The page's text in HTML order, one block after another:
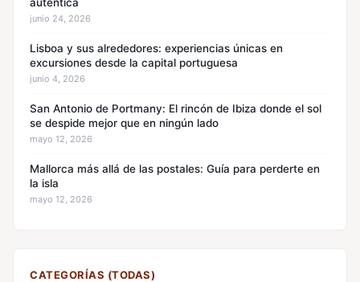
junio 24, 2026
Lisboa y sus alrededores: experiencias únicas en
excursiones desde la capital portuguesa
junio 4, 2026
San Antonio de Portmany: El rincón de Ibiza donde el sol
se despide mejor que en ningún lado
mayo 12, 2026
Mallorca más allá de las postales: Guía para perderte en
la isla
mayo 12, 2026
CATEGORÍAS (TODAS)